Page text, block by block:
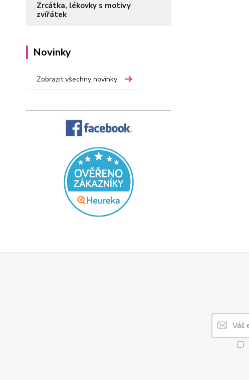
Zrcátka, lékovky s motivy
zvířátek
Novinky
Zobrazit všechny novinky